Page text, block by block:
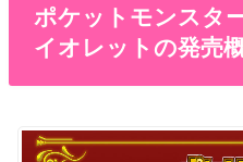
ポケットモンスタ
イオレットの発売